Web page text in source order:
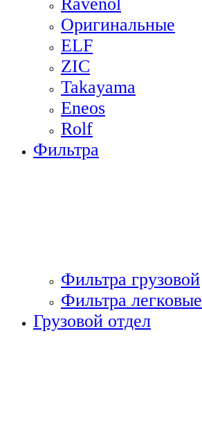
Оригинальные
ELF
ZIC
Takayama
Eneos
Rolf
Фильтра
Фильтра грузовой
Фильтра легковые
Грузовой отдел